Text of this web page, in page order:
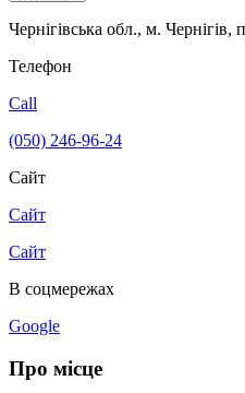
Чернігівська обл., м.
Телефон
Call
(050) 246-96-24
Сайт
Сайт
Сайт
В соцмережах
Google
Про місце